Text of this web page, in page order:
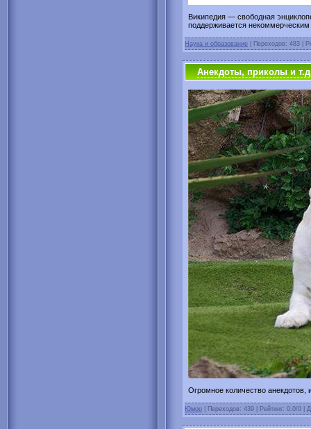
Википедия — свободная
поддерживается
Наука и образование | Переходов: 483 |
Анекдоты, приколы и
Огромное количество
Юмор | Переходов: 439 | Рейтинг: 0.0/0 |